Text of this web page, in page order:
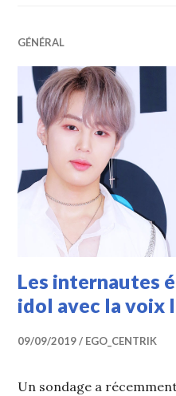
GÉNÉRAL
Les internautes
idol avec la voix
09/09/2019 EGO_CENTRIK
Un sondage a